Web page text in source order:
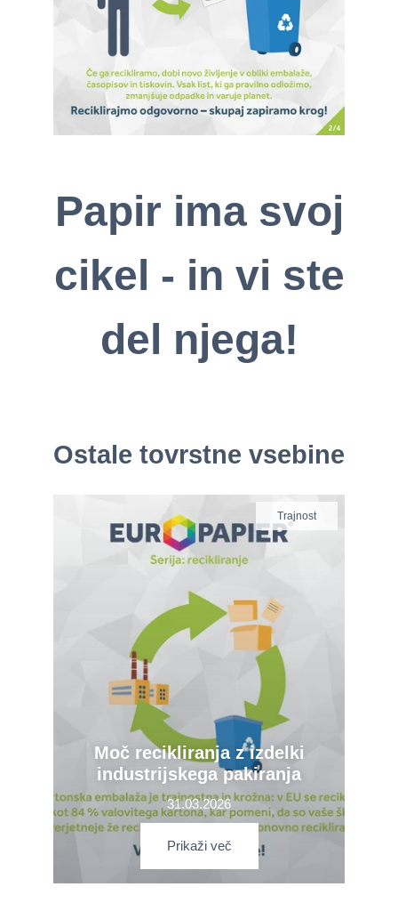
Papir ima svoj
cikel - in vi ste
del njega!
Ostale tovrstne vsebine
Trajnost
Moč recikliranja z izdelki
industrijskega pakiranja
31.03.2026
Prikaži več